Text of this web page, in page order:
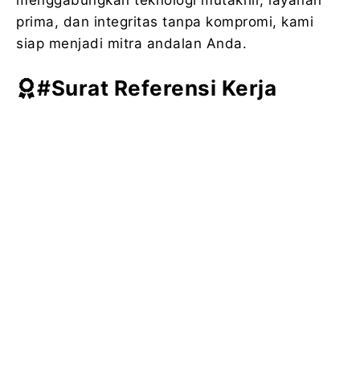
prima, dan integritas tanpa kompromi, kami
siap menjadi mitra andalan Anda.
#Surat Referensi Kerja